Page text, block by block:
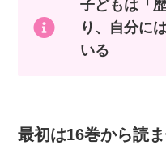
子どもは「
り、自分に
いる
最初は16巻から読